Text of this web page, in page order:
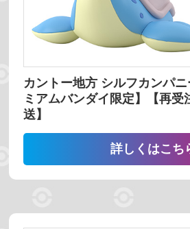
並び替え
番号 昇順 番号 降順
名前 降順
検索する
カントー地方 シルフカンパ
ミアムバンダイ限定】【再受
送】
詳しくはこち